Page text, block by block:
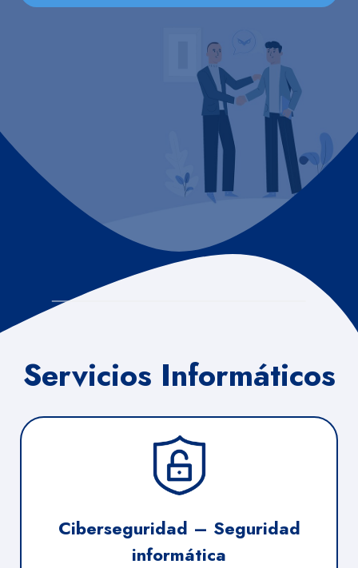
Servicios Informáticos
Ciberseguridad – Seguridad
informática